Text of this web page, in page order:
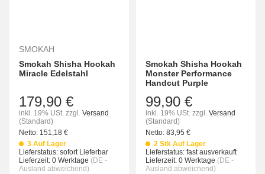
SMOKAH
Smokah Shisha Hookah
Miracle Edelstahl
179,90 €
inkl. 19% USt. zzgl. Versand
(Standard)
Netto: 151,18 €
3 Auf Lager
Lieferstatus: sofort Lieferbar
Lieferzeit: 0 Werktage (DE -
Ausland abweichend)
Smokah Shisha Hookah
Monster Performance
Handcut Purple
99,90 €
inkl. 19% USt. zzgl. Versand
(Standard)
Netto: 83,95 €
2 Stk Auf Lager
Lieferstatus: fast ausverkauft
Lieferzeit: 0 Werktage (DE -
Ausland abweichend)